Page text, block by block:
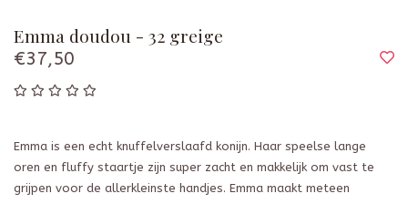
Emma doudou - 32 greige
€37,50
Emma is een echt knuffelverslaafd konijn. Haar speelse lange
oren en fluffy staartje zijn super zacht en makkelijk om vast te
grijpen voor de allerkleinste handjes. Emma maakt meteen